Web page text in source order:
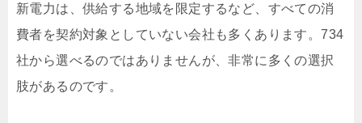
新電力は、供給する地域を限定するなど、すべての消
費者を契約対象としていない会社も多くあります。734
社から選べるのではありませんが、非常に多くの選択
肢があるのです。